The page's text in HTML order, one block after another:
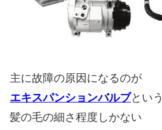
主に故障の原因になるのが
エキスパンションバルブという
髪の毛の細さ程度しかない